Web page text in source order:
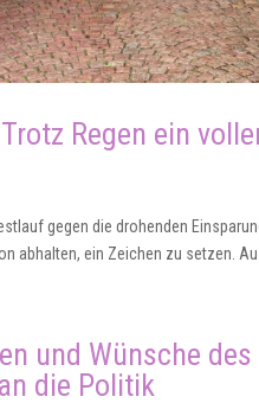
Regen ein
gegen die drohenden
abhalten, ein Zeichen zu setzen.
und Wünsche
die Politik